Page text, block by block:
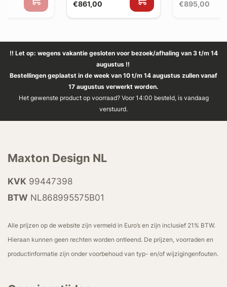
€861,00 €895,00
!! Let op: wegens vakantie gesloten voor bezoek/afhaling van 3 t/m 14
augustus !!
Bestellingen geplaatst in de week van 10 t/m 14 augustus zullen vanaf
17 augustus verwerkt worden.
Het gewenste product op voorraad? Voor 14:00 besteld, is vandaag
verstuurd.
Maxton Design NL
KVK 99447398
BTW NL868995575B01
Alle prijzen op de website zijn vermeld in Euro’s en zijn inclusief 21% BTW.
Hieraan kunnen geen rechten worden ontleend. De prijzen, voorraden en
productinformatie zijn onder voorbehoud van typ- en/of wijzigingenfouten.